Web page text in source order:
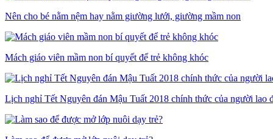
Nên cho bé nằm nệm hay nằm giường lưới, giường mầm non
Mách giáo viên mầm non bí quyết để trẻ không khóc
Lịch nghỉ Tết Nguyên đán Mậu Tuất 2018 chính thức của người lao